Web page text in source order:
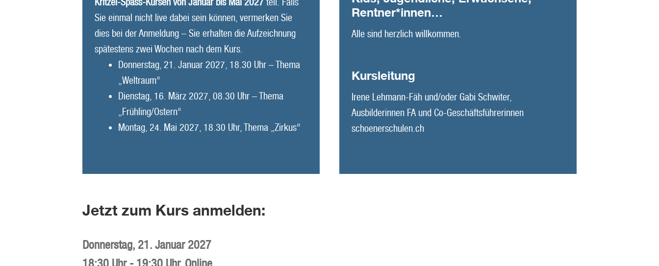
Sie einmal nicht live dabei sein können, vermerken Sie
dies bei der Anmeldung – Sie erhalten die Aufzeichnung
spätestens zwei Wochen nach dem Kurs.
Donnerstag, 21. Januar 2027, 18.30 Uhr – Thema
„Weltraum“
Dienstag, 16. März 2027, 08.30 Uhr – Thema
„Frühling/Ostern“
Montag, 24. Mai 2027, 18.30 Uhr, Thema „Zirkus“
Rentner*innen…
Alle sind herzlich willkommen.
Kursleitung
Irene Lehmann-Fäh und/oder Gabi Schwiter,
Ausbilderinnen FA und Co-Geschäftsführerinnen
schoenerschulen.ch
Jetzt zum Kurs anmelden:
Donnerstag, 21. Januar 2027